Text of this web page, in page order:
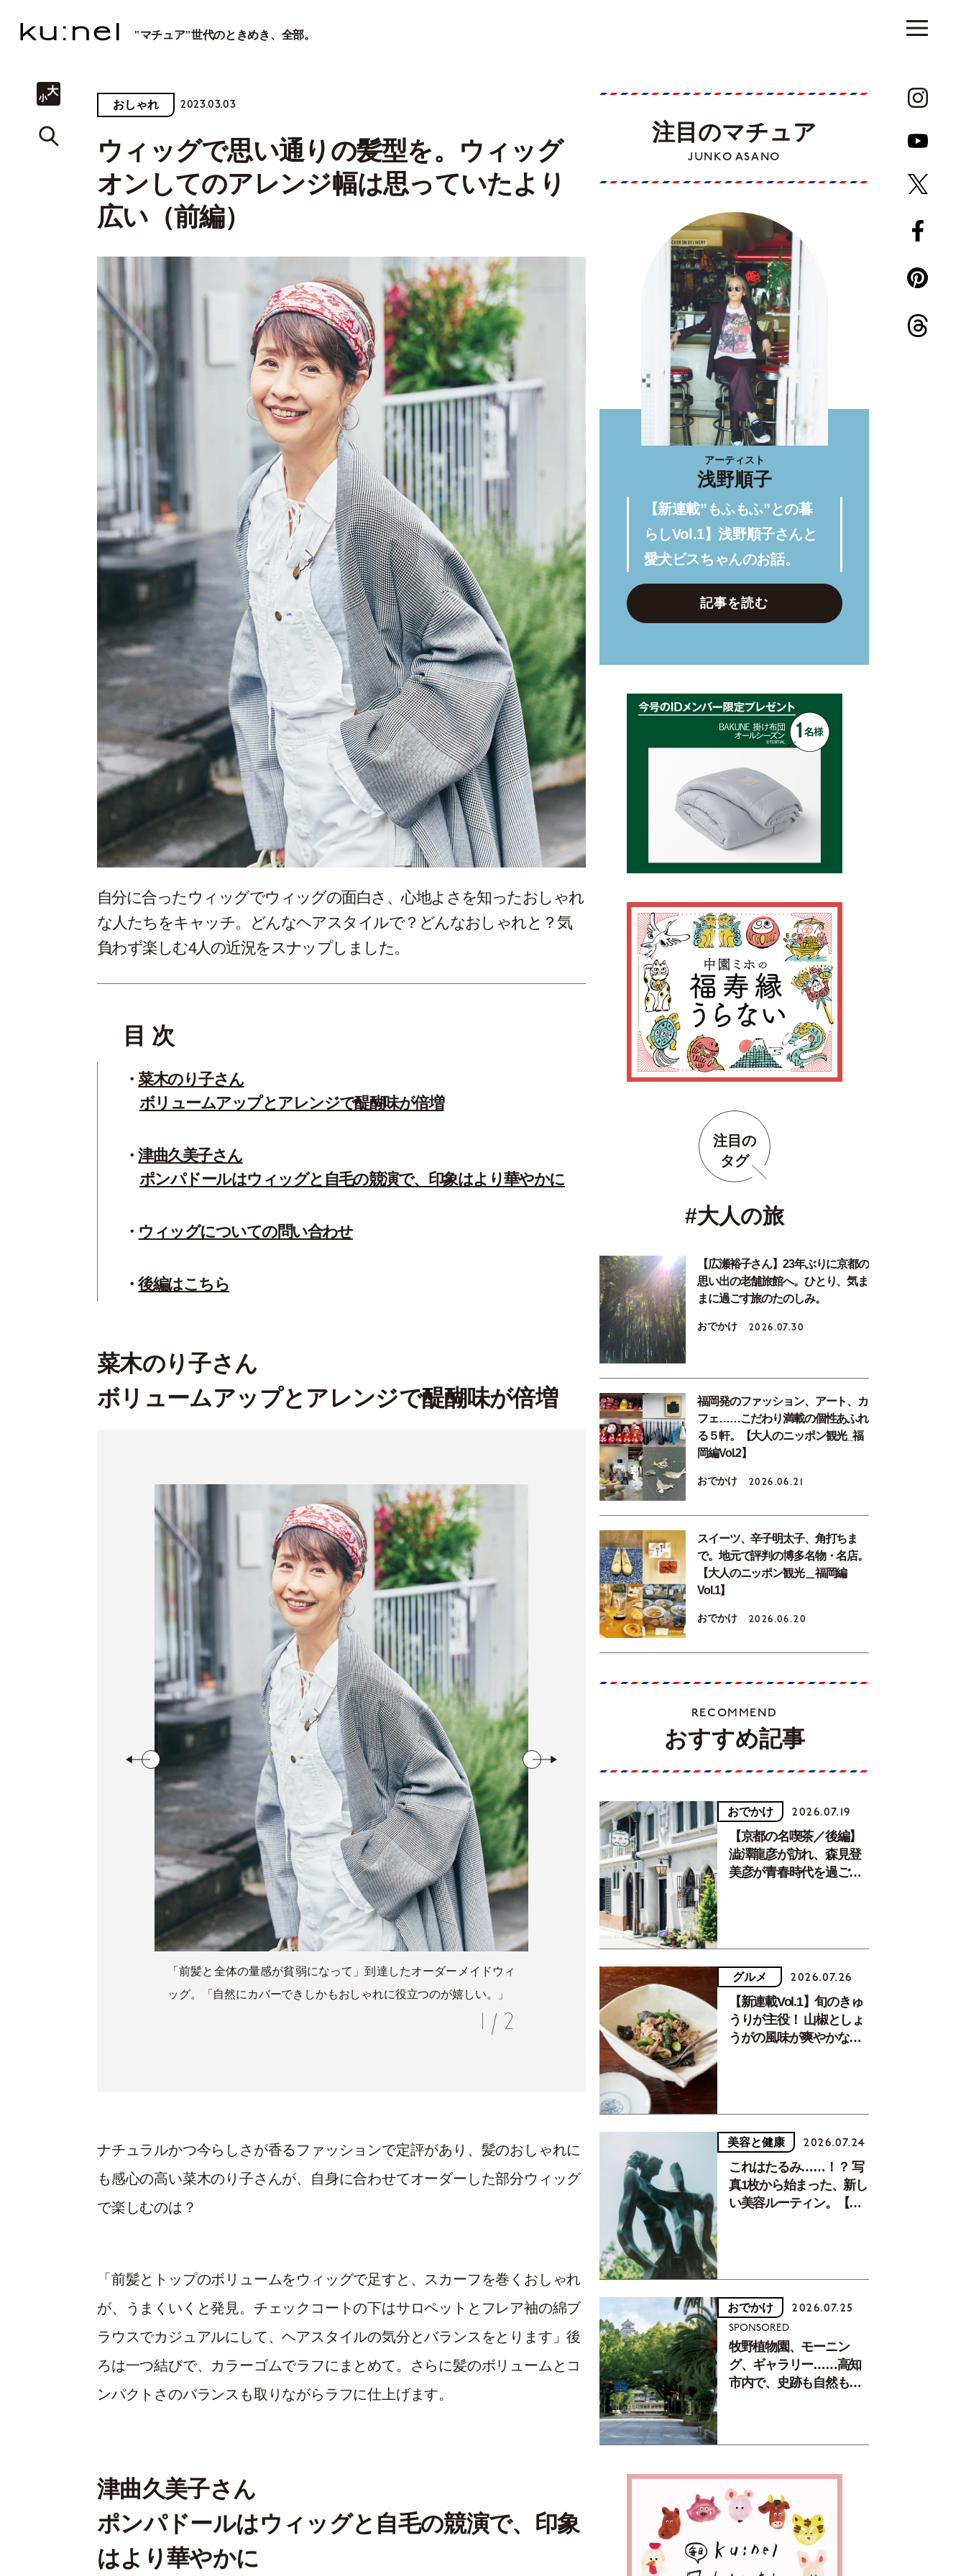
"マチュア"世代のときめき、全部。
おしゃれ 2023.03.03
ウィッグで思い通りの髪型を。ウィッグ
オンしてのアレンジ幅は思っていたより
広い（前編）
自分に合ったウィッグでウィッグの面白さ、心地よさを知ったおしゃれ
な人たちをキャッチ。どんなヘアスタイルで？どんなおしゃれと？気
負わず楽しむ4人の近況をスナップしました。
目 次
菜木のり子さん
ボリュームアップとアレンジで醍醐味が倍増
津曲久美子さん
ポンパドールはウィッグと自毛の競演で、印象はより華やかに
ウィッグについての問い合わせ
後編はこちら
菜木のり子さん
ボリュームアップとアレンジで醍醐味が倍増
「前髪と全体の量感が貧弱になって」到達したオーダーメイドウィ
ッグ。「自然にカバーできしかもおしゃれに役立つのが嬉しい。」
なじんでいる自毛とウィッグの毛を少しずつ引き上げるようにし、
ルーズぎみなまとめに。
1 / 2
ナチュラルかつ今らしさが香るファッションで定評があり、髪のおしゃれに
も感心の高い菜木のり子さんが、自身に合わせてオーダーした部分ウィッグ
で楽しむのは？
「前髪とトップのボリュームをウィッグで足すと、スカーフを巻くおしゃれ
が、うまくいくと発見。チェックコートの下はサロペットとフレア袖の綿ブ
ラウスでカジュアルにして、ヘアスタイルの気分とバランスをとります」後
ろは一つ結びで、カラーゴムでラフにまとめて。さらに髪のボリュームとコ
ンパクトさのバランスも取りながらラフに仕上げます。
津曲久美子さん
ポンパドールはウィッグと自毛の競演で、印象
はより華やかに
注目のマチュア
JUNKO ASANO
アーティスト
浅野順子
【新連載”もふもふ”との暮
らしVol.1】浅野順子さんと
愛犬ビスちゃんのお話。
記事を読む
注目の
タグ
#大人の旅
【広瀬裕子さん】23年ぶりに京都の
思い出の老舗旅館へ。ひとり、気ま
まに過ごす旅のたのしみ。
おでかけ 2026.07.30
福岡発のファッション、アート、カ
フェ……こだわり満載の個性あふれ
る５軒。【大人のニッポン観光_福
岡編Vol.2】
おでかけ 2026.06.21
スイーツ、辛子明太子、角打ちま
で。地元で評判の博多名物・名店。
【大人のニッポン観光＿福岡編
Vol.1】
おでかけ 2026.06.20
RECOMMEND
おすすめ記事
おでかけ 2026.07.19
【京都の名喫茶／後編】
澁澤龍彦が訪れ、森見登
美彦が青春時代を過ごし
グルメ 2026.07.26
【新連載Vol.1】旬のきゅ
うりが主役！ 山椒としょ
うがの風味が爽やかな、
美容と健康 2026.07.24
これはたるみ……！？ 写
真1枚から始まった、新し
い美容ルーティン。【中
おでかけ 2026.07.25
SPONSORED
牧野植物園、モーニン
グ、ギャラリー……高知
市内で、史跡も自然もグ